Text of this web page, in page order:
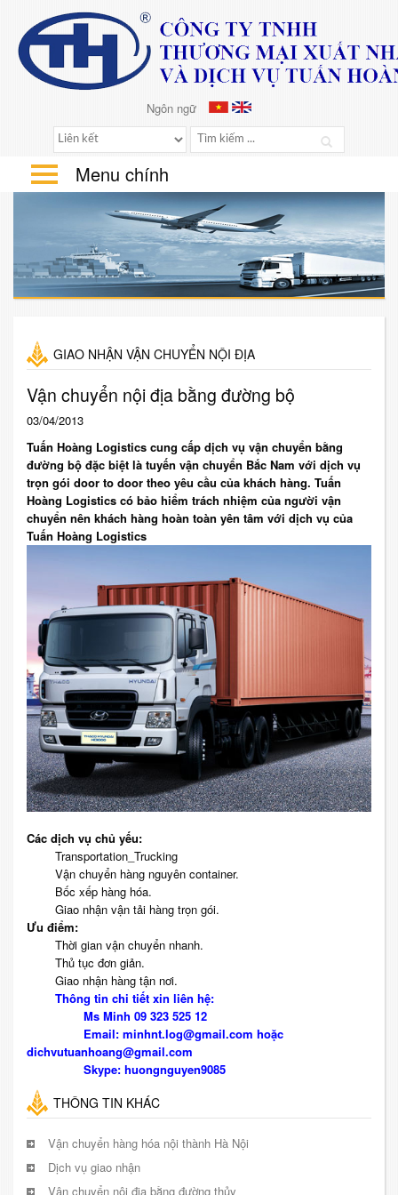
Ngôn ngữ Vietnamese
Menu chính
GIAO NHẬN VẬN CHUYỂN NỘI ĐỊA
Vận chuyển nội địa bằng đường bộ
03/04/2013
Tuấn Hoàng Logistics cung cấp dịch vụ vận chuyển bằng
đường bộ đặc biệt là tuyến vận chuyển Bắc Nam với dịch vụ
trọn gói door to door theo yêu cầu của khách hàng. Tuấn
Hoàng Logistics có bảo hiểm trách nhiệm của người vận
chuyển nên khách hàng hoàn toàn yên tâm với dịch vụ của
Tuấn Hoàng Logistics
Các dịch vụ chủ yếu:
Transportation_Trucking
Vận chuyển hàng nguyên container.
Bốc xếp hàng hóa.
Giao nhận vận tải hàng trọn gói.
Ưu điểm:
Thời gian vận chuyển nhanh.
Thủ tục đơn giản.
Giao nhận hàng tận nơi.
Thông tin chi tiết xin liên hệ:
Ms Minh 09 323 525 12
Email: minhnt.log@gmail.com hoặc
dichvutuanhoang@gmail.com
Skype: huongnguyen9085
THÔNG TIN KHÁC
Vận chuyển hàng hóa nội thành Hà Nội
Dịch vụ giao nhận
Vận chuyển nội địa bằng đường thủy